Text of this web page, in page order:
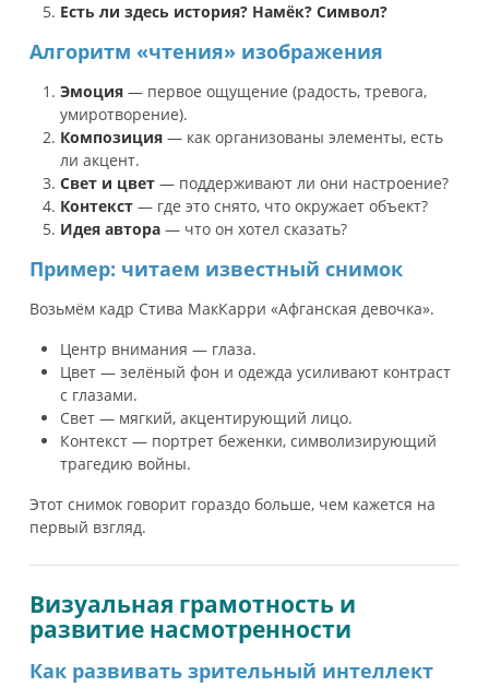
Есть ли здесь история? Намёк? Символ?
Алгоритм «чтения» изображения
Эмоция — первое ощущение (радость, тревога,
умиротворение).
Композиция — как организованы элементы, есть
ли акцент.
Свет и цвет — поддерживают ли они настроение?
Контекст — где это снято, что окружает объект?
Идея автора — что он хотел сказать?
Пример: читаем известный снимок
Возьмём кадр Стива МакКарри «Афганская девочка».
Центр внимания — глаза.
Цвет — зелёный фон и одежда усиливают контраст
с глазами.
Свет — мягкий, акцентирующий лицо.
Контекст — портрет беженки, символизирующий
трагедию войны.
Этот снимок говорит гораздо больше, чем кажется на
первый взгляд.
Визуальная грамотность и
развитие насмотренности
Как развивать зрительный интеллект